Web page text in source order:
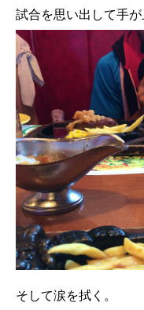
試合を思い出して手が
そして涙を拭く。